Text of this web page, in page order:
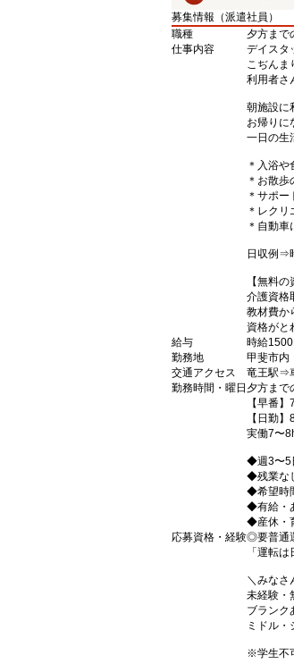
募集情報（派遣社員）
職種
夕方まで
仕事内容
デイス
こぢんま
利用者さ
朝施設に
お帰り
一日の生
＊入浴や
＊お散歩
＊サポー
＊レクリ
＊自動車
日収例⇒
【無料
介護資格
教材費か
資格がと
給与
時給
勤務地
甲斐市内
交通アクセス
竜王駅⇒
勤務時間・曜日 夕方まで
【早番
【日勤
実働7〜
◆週3〜5
◆残業な
◆希望時
◆有給・
◆産休・
応募資格・経験◎要普通
「運転
＼みなさ
未経験・
ブランク
ミドル
※学生不